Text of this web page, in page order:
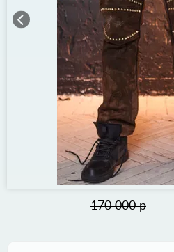
170 000 р